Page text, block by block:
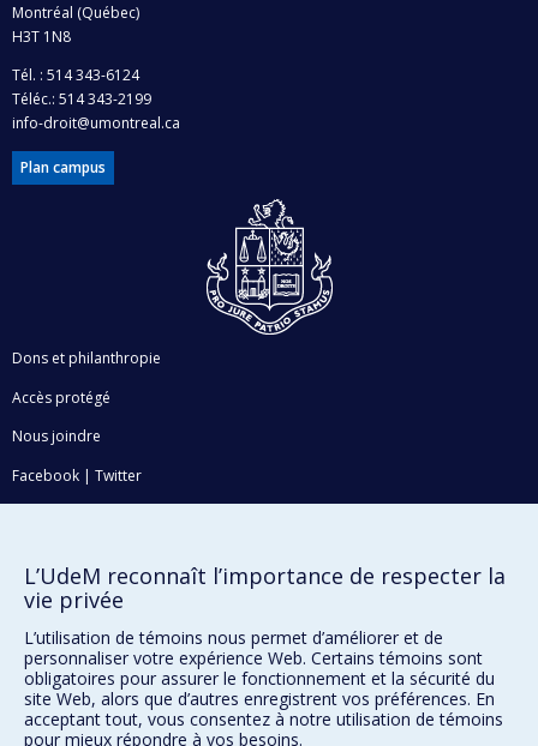
Montréal (Québec)
H3T 1N8
Tél. : 514 343-6124
Téléc.: 514 343-2199
info-droit@umontreal.ca
Plan campus
Dons et philanthropie
Accès protégé
Nous joindre
Facebook | Twitter
Plan du site
Accessibilité
L’UdeM reconnaît l’importance de respecter la
vie privée
L’utilisation de témoins nous permet d’améliorer et de
personnaliser votre expérience Web. Certains témoins sont
obligatoires pour assurer le fonctionnement et la sécurité du
site Web, alors que d’autres enregistrent vos préférences. En
acceptant tout, vous consentez à notre utilisation de témoins
pour mieux répondre à vos besoins.